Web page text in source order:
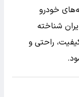
خودرو
شناخته
راحتی و